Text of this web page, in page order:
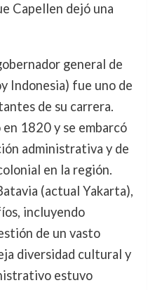
Capellen dejó una
general de
Indonesia) fue uno de
de su carrera.
1820 y se embarcó
administrativa y de
en la región.
(actual Yakarta),
incluyendo
de un vasto
diversidad cultural y
estuvo